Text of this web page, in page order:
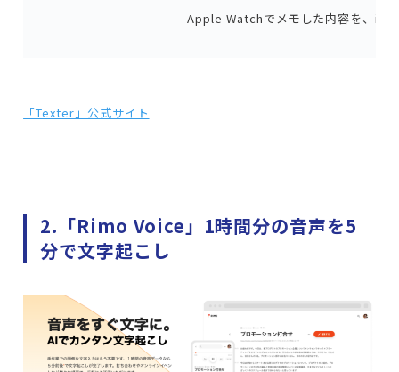
Apple Watchでメモした内容を、
「Texter」公式サイト
2.「Rimo Voice」1時間分の音声を5
分で文字起こし